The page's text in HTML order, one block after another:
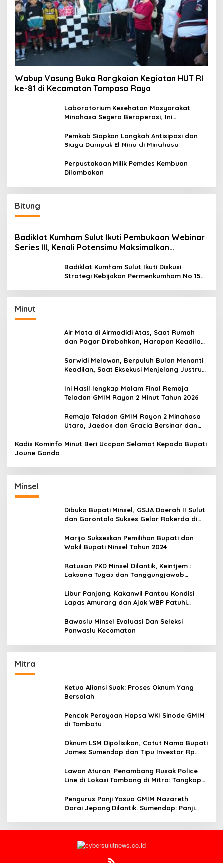
Wabup Vasung Buka Rangkaian Kegiatan HUT RI
ke-81 di Kecamatan Tompaso Raya
Laboratorium Kesehatan Masyarakat
Minahasa Segera Beroperasi, Ini
Pemkab Siapkan Langkah Antisipasi dan
Siaga Dampak El Nino di Minahasa
Perpustakaan Milik Pemdes Kembuan
Dilombakan
Bitung
Badiklat Kumham Sulut Ikuti Pembukaan Webinar
Series III, Kenali Potensimu Maksimalkan
Badiklat Kumham Sulut Ikuti Diskusi
Strategi Kebijakan Permenkumham No 15
Minut
Air Mata di Airmadidi Atas, Saat Rumah
dan Pagar Dirobohkan, Harapan Keadilan
Sarwidi Melawan, Berpuluh Bulan Menanti
Keadilan, Saat Eksekusi Menjelang Justru
Ini Hasil lengkap Malam Final Remaja
Teladan GMIM Rayon 2 Minut Tahun 2026
Remaja Teladan GMIM Rayon 2 Minahasa
Utara, Jaedon dan Gracia Bersinar dan
Kadis Kominfo Minut Beri Ucapan Selamat Kepada Bupati
Joune Ganda
Minsel
Dibuka Bupati Minsel, GSJA Daerah II Sulut
dan Gorontalo Sukses Gelar Rakerda di
Marijo Sukseskan Pemilihan Bupati dan
Wakil Bupati Minsel Tahun 2024
Ratusan PKD Minsel Dilantik, Keintjem :
Laksana Tugas dan Tanggungjawab
Libur Panjang, Kakanwil Pantau Kondisi
Lapas Amurang dan Ajak WBP Patuhi
Bawaslu Minsel Evaluasi Dan Seleksi
Panwaslu Kecamatan
Mitra
Ketua Aliansi Suak: Proses Oknum Yang
Bersalah
Pencak Perayaan Hapsa WKI Sinode GMIM
di Tombatu
Oknum LSM Dipolisikan, Catut Nama Bupati
James Sumendap dan Tipu Investor Rp
Lawan Aturan, Penambang Rusak Police
Line di Lokasi Tambang di Mitra: Tangkap
Pengurus Panji Yosua GMIM Nazareth
Oarai Jepang Dilantik. Sumendap: Panji